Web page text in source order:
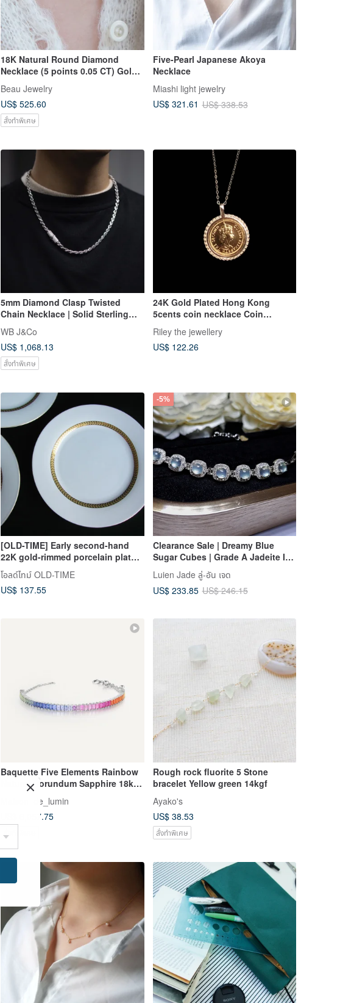
18K Natural Round Diamond
Necklace (5 points 0.05 CT) Gold
Beau Jewelry
US$ 525.60
สั่งทำพิเศษ
Five-Pearl Japanese Akoya
Necklace
Miashi light jewelry
US$ 321.61 US$ 338.53
5mm Diamond Clasp Twisted
Chain Necklace | Solid Sterling
Silver Chain | Plain Silver Chain |
18K White Gold Plated
WB J&Co
US$ 1,068.13
สั่งทำพิเศษ
24K Gold Plated Hong Kong
5cents coin necklace Coin
Transformation
Riley the jewellery
US$ 122.26
[OLD-TIME] Early second-hand
22K gold-rimmed porcelain plates
(five plates in a set)
โอลด์ไทม์ OLD-TIME
US$ 137.55
-5%
Clearance Sale | Dreamy Blue
Sugar Cubes | Grade A Jadeite Ice
Jadeite Blue Sapphire Egg Shape
5mm Sterling Silver Plated 18K
Multi-Stone Bracelet
Luien Jade ลู่-อัน เจด
US$ 233.85 US$ 246.15
Baquette Five Elements Rainbow
Natural Corundum Sapphire 18k
gold bracelete
Maison_de_lumin
US$ 6,057.75
Rough rock fluorite 5 Stone
bracelet Yellow green 14kgf
Ayako's
US$ 38.53
สั่งทำพิเศษ